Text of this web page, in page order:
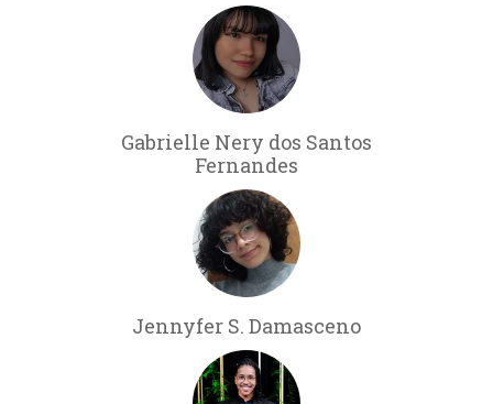
Gabrielle Nery dos Santos
Fernandes
Jennyfer S. Damasceno